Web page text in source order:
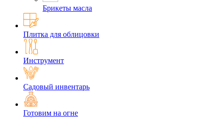
Брикеты масла
Плитка для облицовки
Инструмент
Садовый инвентарь
Готовим на огне